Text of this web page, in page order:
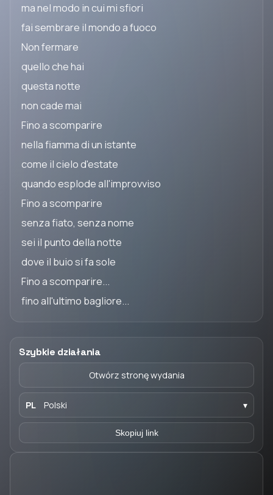
Szybkie działania
Otwórz stronę wydania
PL Polski ▾
Skopiuj link
ma nel modo in cui mi sfiori
fai sembrare il mondo a fuoco
Non fermare
quello che hai
questa notte
non cade mai
Fino a scomparire
nella fiamma di un istante
come il cielo d'estate
quando esplode all'improvviso
Fino a scomparire
senza fiato, senza nome
sei il punto della notte
dove il buio si fa sole
Fino a scomparire...
fino all'ultimo bagliore...